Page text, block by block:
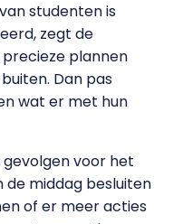
studenten is
zegt de
precieze plannen
Dan pas
wat er met hun
voor het
de middag besluiten
of er meer acties